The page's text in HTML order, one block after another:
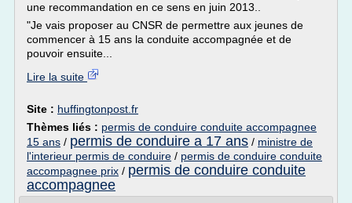
une recommandation en ce sens en juin 2013..
"Je vais proposer au CNSR de permettre aux jeunes de
commencer à 15 ans la conduite accompagnée et de
pouvoir ensuite...
Lire la suite
Site : huffingtonpost.fr
Thèmes liés : permis de conduire conduite accompagnee
15 ans / permis de conduire a 17 ans / ministre de
l'interieur permis de conduire / permis de conduire conduite
accompagnee prix / permis de conduire conduite
accompagnee